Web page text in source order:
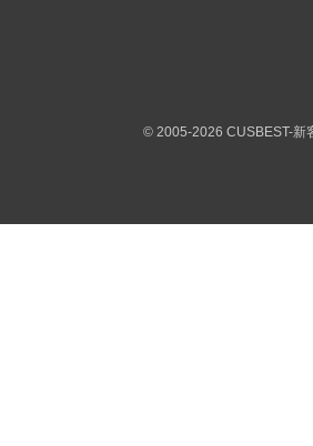
© 2005-2026 CUSBEST-新